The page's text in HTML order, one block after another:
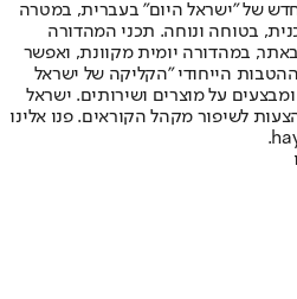
של "ישראל היום" בעברית, במטרה
בטוחה ונוחה. תכני המהדורה
במהדורה יומית מקוונת, ואפשר
הייחודי "הקליקה של ישראל
על מוצרים ושירותים. ישראל
לשיפור מקהל הקוראים. פנו אלינו